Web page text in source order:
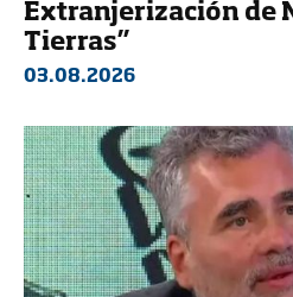
Extranjerización de
Tierras”
03.08.2026